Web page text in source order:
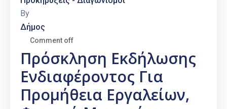
By
Δήμος
Comment off
Πρόσκληση Εκδήλωσης
Ενδιαφέροντος Για
Προμήθεια Εργαλείων,